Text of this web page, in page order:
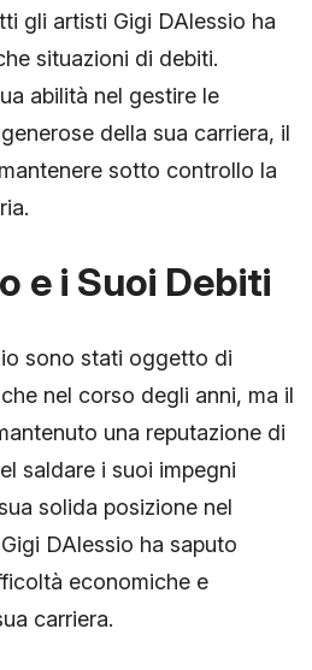
gli artisti Gigi DAlessio ha
situazioni di debiti.
abilità nel gestire le
della sua carriera, il
sotto controllo la
e i Suoi Debiti
sono stati oggetto di
nel corso degli anni, ma il
una reputazione di
saldare i suoi impegni
solida posizione nel
DAlessio ha saputo
economiche e
carriera.